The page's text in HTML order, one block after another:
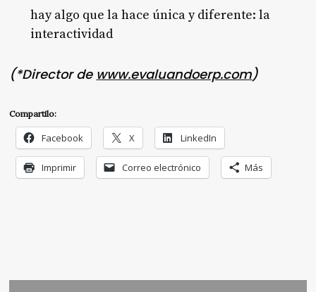
hay algo que la hace única y diferente: la
interactividad
(*Director de www.evaluandoerp.com)
Compartilo:
Facebook X LinkedIn
Imprimir Correo electrónico Más